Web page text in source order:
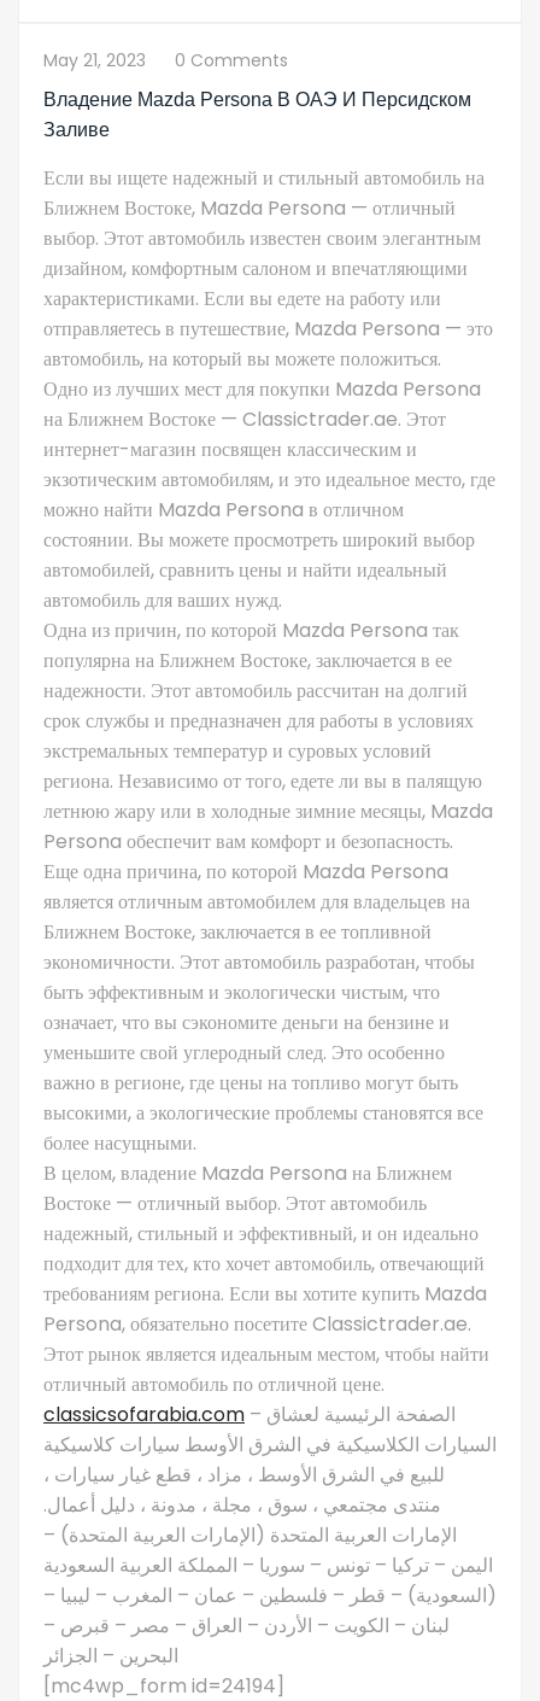
May 21, 2023 0 Comments
Владение Mazda Persona В ОАЭ И Персидском
Заливе
Если вы ищете надежный и стильный автомобиль на
Ближнем Востоке, Mazda Persona — отличный
выбор. Этот автомобиль известен своим элегантным
дизайном, комфортным салоном и впечатляющими
характеристиками. Если вы едете на работу или
отправляетесь в путешествие, Mazda Persona — это
автомобиль, на который вы можете положиться.
Одно из лучших мест для покупки Mazda Persona
на Ближнем Востоке — Classictrader.ae. Этот
интернет-магазин посвящен классическим и
экзотическим автомобилям, и это идеальное место, где
можно найти Mazda Persona в отличном
состоянии. Вы можете просмотреть широкий выбор
автомобилей, сравнить цены и найти идеальный
автомобиль для ваших нужд.
Одна из причин, по которой Mazda Persona так
популярна на Ближнем Востоке, заключается в ее
надежности. Этот автомобиль рассчитан на долгий
срок службы и предназначен для работы в условиях
экстремальных температур и суровых условий
региона. Независимо от того, едете ли вы в палящую
летнюю жару или в холодные зимние месяцы, Mazda
Persona обеспечит вам комфорт и безопасность.
Еще одна причина, по которой Mazda Persona
является отличным автомобилем для владельцев на
Ближнем Востоке, заключается в ее топливной
экономичности. Этот автомобиль разработан, чтобы
быть эффективным и экологически чистым, что
означает, что вы сэкономите деньги на бензине и
уменьшите свой углеродный след. Это особенно
важно в регионе, где цены на топливо могут быть
высокими, а экологические проблемы становятся все
более насущными.
В целом, владение Mazda Persona на Ближнем
Востоке — отличный выбор. Этот автомобиль
надежный, стильный и эффективный, и он идеально
подходит для тех, кто хочет автомобиль, отвечающий
требованиям региона. Если вы хотите купить Mazda
Persona, обязательно посетите Classictrader.ae.
Этот рынок является идеальным местом, чтобы найти
отличный автомобиль по отличной цене.
classicsofarabia.com – الصفحة الرئيسية لعشاق
السيارات الكلاسيكية في الشرق الأوسط سيارات كلاسيكية
للبيع في الشرق الأوسط ، مزاد ، قطع غيار سيارات ،
منتدى مجتمعي ، سوق ، مجلة ، مدونة ، دليل أعمال.
الإمارات العربية المتحدة (الإمارات العربية المتحدة) –
اليمن – تركيا – تونس – سوريا – المملكة العربية السعودية
(السعودية) – قطر – فلسطين – عمان – المغرب – ليبيا –
لبنان – الكويت – الأردن – العراق – مصر – قبرص –
البحرين – الجزائر
[mc4wp_form id=24194]